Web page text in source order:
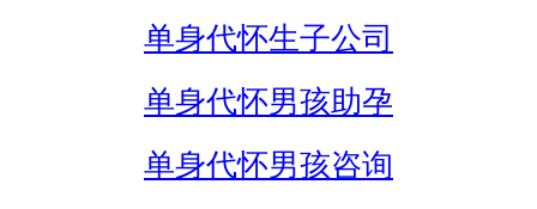
单身代怀生子公司
单身代怀男孩助孕
单身代怀男孩咨询